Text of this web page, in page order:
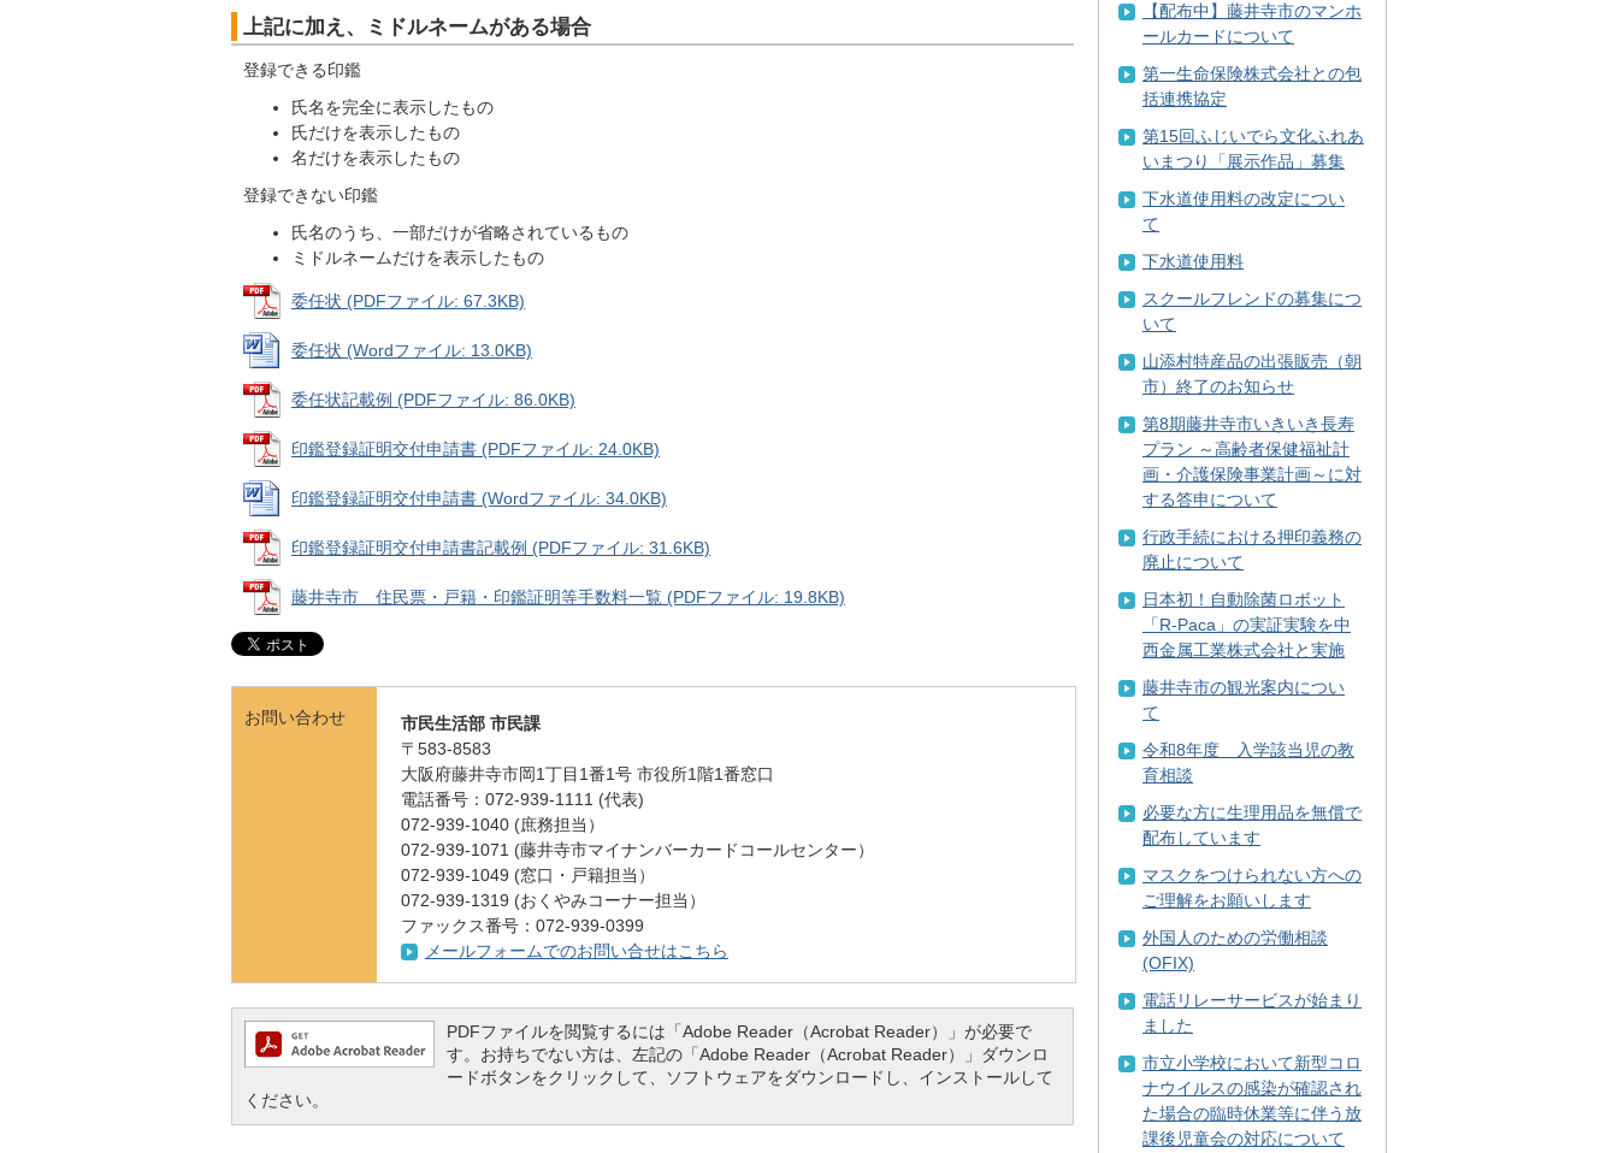
上記に加え、ミドルネームがある場合
登録できる印鑑
氏名を完全に表示したもの
氏だけを表示したもの
名だけを表示したもの
登録できない印鑑
氏名のうち、一部だけが省略されているもの
ミドルネームだけを表示したもの
委任状 (PDFファイル: 67.3KB)
委任状 (Wordファイル: 13.0KB)
委任状記載例 (PDFファイル: 86.0KB)
印鑑登録証明交付申請書 (PDFファイル: 24.0KB)
印鑑登録証明交付申請書 (Wordファイル: 34.0KB)
印鑑登録証明交付申請書記載例 (PDFファイル: 31.6KB)
藤井寺市 住民票・戸籍・印鑑証明等手数料一覧 (PDFファイル: 19.8KB)
お問い合わせ
市民生活部 市民課
〒583-8583
大阪府藤井寺市岡1丁目1番1号 市役所1階1番窓口
電話番号：072-939-1111 (代表)
072-939-1040 (庶務担当）
072-939-1071 (藤井寺市マイナンバーカードコールセンター）
072-939-1049 (窓口・戸籍担当）
072-939-1319 (おくやみコーナー担当）
ファックス番号：072-939-0399
メールフォームでのお問い合せはこちら
PDFファイルを閲覧するには「Adobe Reader（Acrobat Reader）」が必要で
す。お持ちでない方は、左記の「Adobe Reader（Acrobat Reader）」ダウンロ
ードボタンをクリックして、ソフトウェアをダウンロードし、インストールして
ください。
【配布中】藤井寺市のマンホ
ールカードについて
第一生命保険株式会社との包
括連携協定
第15回ふじいでら文化ふれあ
いまつり「展示作品」募集
下水道使用料の改定につい
て
下水道使用料
スクールフレンドの募集につ
いて
山添村特産品の出張販売（朝
市）終了のお知らせ
第8期藤井寺市いきいき長寿
プラン ～高齢者保健福祉計
画・介護保険事業計画～に対
する答申について
行政手続における押印義務の
廃止について
日本初！自動除菌ロボット
「R-Paca」の実証実験を中
西金属工業株式会社と実施
藤井寺市の観光案内につい
て
令和8年度 入学該当児の教
育相談
必要な方に生理用品を無償で
配布しています
マスクをつけられない方への
ご理解をお願いします
外国人のための労働相談
(OFIX)
電話リレーサービスが始まり
ました
市立小学校において新型コロ
ナウイルスの感染が確認され
た場合の臨時休業等に伴う放
課後児童会の対応について